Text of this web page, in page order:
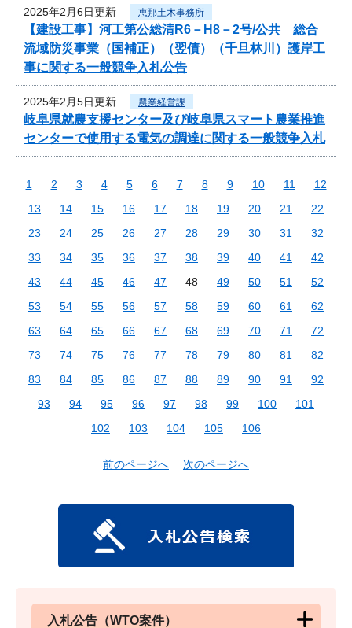
2025年2月6日更新 恵那土木事務所
【建設工事】河工第公総清R6－H8－2号/公共 総合
流域防災事業（国補正）（翌債）（千旦林川）護岸工
事に関する一般競争入札公告
2025年2月5日更新 農業経営課
岐阜県就農支援センター及び岐阜県スマート農業推進
センターで使用する電気の調達に関する一般競争入札
1 2 3 4 5 6 7 8 9 10 11
12
13
14 15 16 17 18 19 20 21
22
23
24 25 26 27 28 29 30 31
32
33
34 35 36 37 38 39 40 41
42
43
44 45 46 47 48 49 50 51
52
53
54 55 56 57 58 59 60 61
62
63
64 65 66 67 68 69 70 71
72
73
74 75 76 77 78 79 80 81
82
83
84 85 86 87 88 89 90 91
92
93
94 95 96 97 98 99 100
101
102
103 104 105 106
前のページへ 次のページへ
入札公告（WTO案件）